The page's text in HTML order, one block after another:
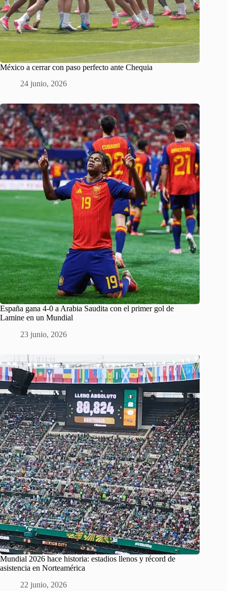
México a cerrar con paso perfecto ante Chequia
24 junio, 2026
España gana 4-0 a Arabia Saudita con el primer gol de
Lamine en un Mundial
23 junio, 2026
Mundial 2026 hace historia: estadios llenos y récord de
asistencia en Norteamérica
22 junio, 2026